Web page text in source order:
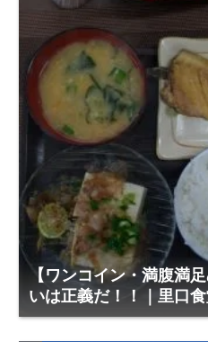
【ワンコイン・満腹満
いは正義だ！！｜里口
丁目26